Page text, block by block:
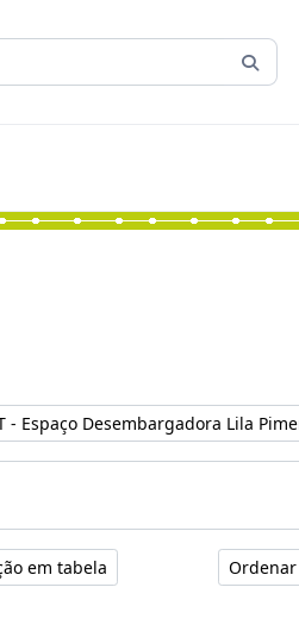
- Espaço Desembargadora Lila
em tabela